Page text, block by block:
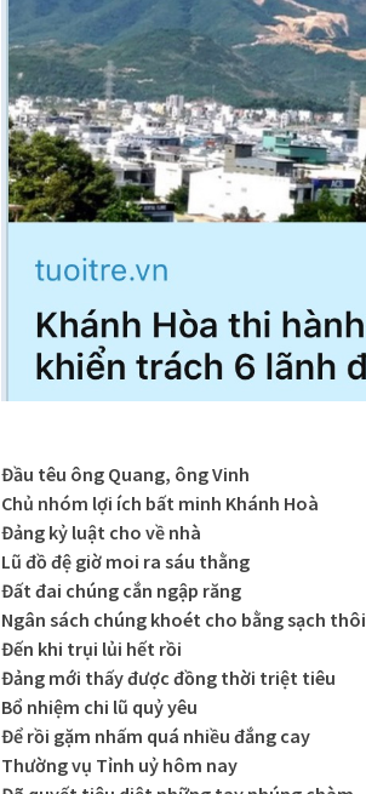
Đầu têu ông Quang, ông Vinh
Chủ nhóm lợi ích bất minh Khánh Hoà
Đảng kỷ luật cho về nhà
Lũ đồ đệ giờ moi ra sáu thằng
Đất đai chúng cắn ngập răng
Ngân sách chúng khoét cho bằng sạch thôi
Đến khi trụi lủi hết rồi
Đảng mới thấy được đồng thời triệt tiêu
Bổ nhiệm chi lũ quỷ yêu
Để rồi gặm nhấm quá nhiều đắng cay
Thường vụ Tỉnh uỷ hôm nay